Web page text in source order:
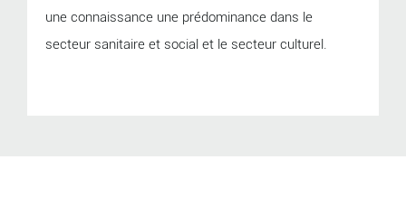
une connaissance une prédominance dans le
secteur sanitaire et social et le secteur culturel.